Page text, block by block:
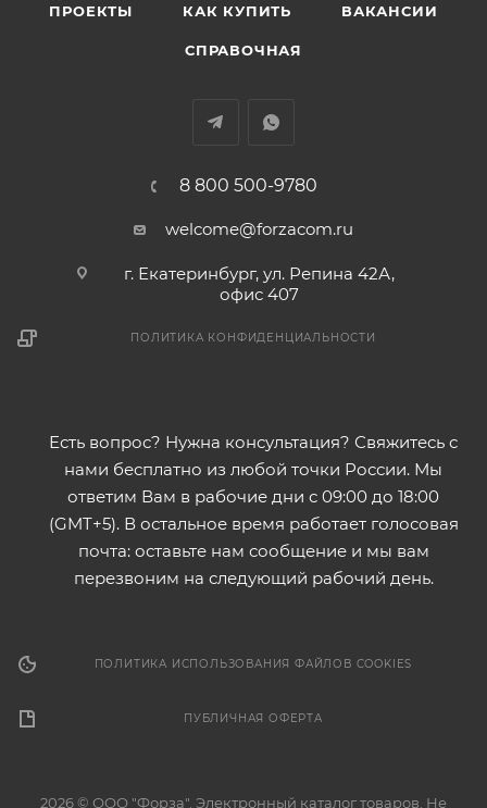
ПРОЕКТЫ КАК КУПИТЬ ВАКАНСИИ
СПРАВОЧНАЯ
8 800 500-9780
welcome@forzacom.ru
г. Екатеринбург, ул. Репина 42А,
офис 407
ПОЛИТИКА КОНФИДЕНЦИАЛЬНОСТИ
Есть вопрос? Нужна консультация? Свяжитесь с
нами бесплатно из любой точки России. Мы
ответим Вам в рабочие дни с 09:00 до 18:00
(GMT+5). В остальное время работает голосовая
почта: оставьте нам сообщение и мы вам
перезвоним на следующий рабочий день.
ПОЛИТИКА ИСПОЛЬЗОВАНИЯ ФАЙЛОВ COOKIES
ПУБЛИЧНАЯ ОФЕРТА
2026 © ООО "Форза". Электронный каталог товаров. Не